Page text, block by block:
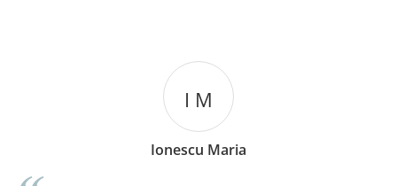
I M
Ionescu Maria